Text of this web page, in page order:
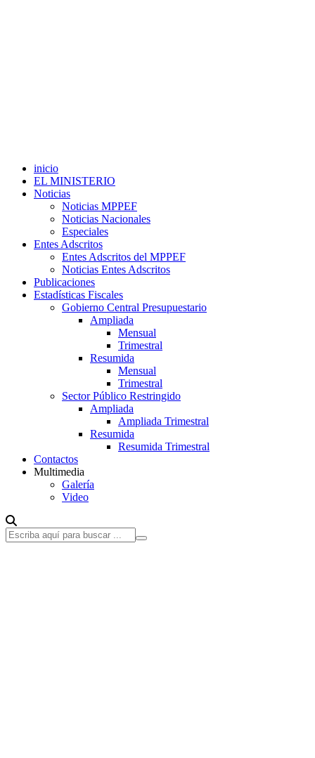
inicio
EL MINISTERIO
Noticias
Noticias MPPEF
Noticias Nacionales
Especiales
Entes Adscritos
Entes Adscritos del MPPEF
Noticias Entes Adscritos
Publicaciones
Estadísticas Fiscales
Gobierno Central Presupuestario
Ampliada
Mensual
Trimestral
Resumida
Mensual
Trimestral
Sector Público Restringido
Ampliada
Ampliada Trimestral
Resumida
Resumida Trimestral
Contactos
Multimedia
Galería
Video